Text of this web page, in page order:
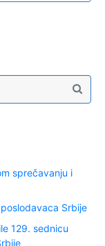
sprečavanju i
poslodavaca Srbije
129. sednicu